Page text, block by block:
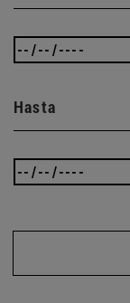
Hasta